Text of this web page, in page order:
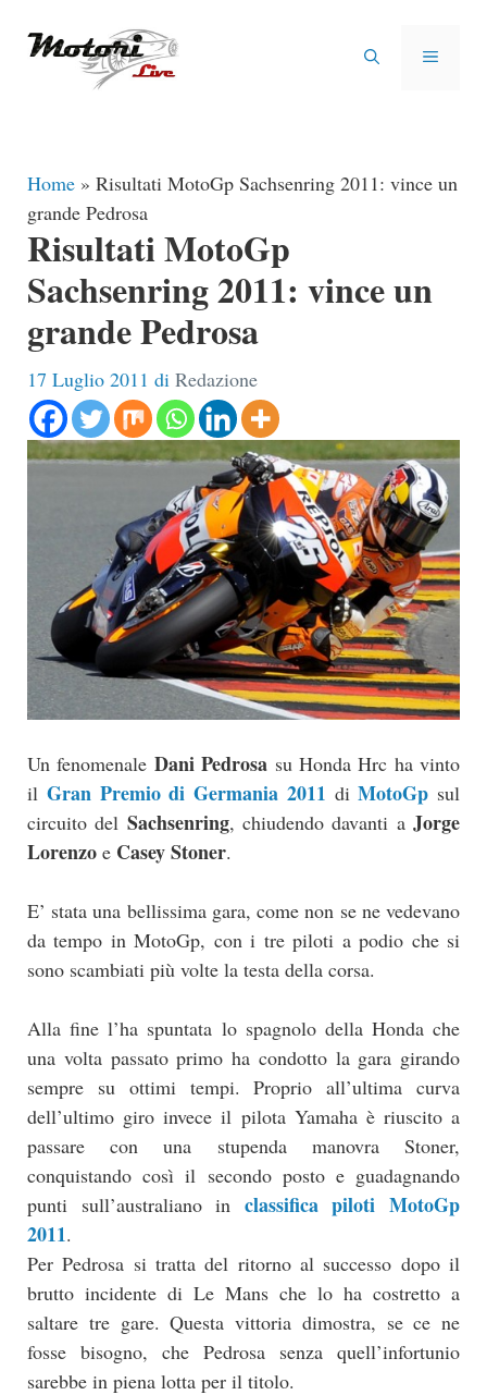
MENU
Home » Risultati MotoGp Sachsenring 2011: vince un
grande Pedrosa
Risultati MotoGp
Sachsenring 2011: vince un
grande Pedrosa
17 Luglio 2011 di Redazione
Un fenomenale Dani Pedrosa su Honda Hrc ha vinto
il Gran Premio di Germania 2011 diMotoGp sul
circuito del Sachsenring, chiudendo davanti aJorge
Lorenzo e Casey Stoner.
E’ stata una bellissima gara, come non se ne vedevano
da tempo in MotoGp, con i tre piloti a podio che si
sono scambiati più volte la testa della corsa.
Alla fine l’ha spuntata lo spagnolo della Honda che
una volta passato primo ha condotto la gara girando
sempre su ottimi tempi. Proprio all’ultima curva
dell’ultimo giro invece il pilota Yamaha è riuscito a
passare con una stupenda manovra Stoner,
conquistando così il secondo posto e guadagnando
punti sull’australiano in classifica piloti MotoGp
2011.
Per Pedrosa si tratta del ritorno al successo dopo il
brutto incidente di Le Mans che lo ha costretto a
saltare tre gare. Questa vittoria dimostra, se ce ne
fosse bisogno, che Pedrosa senza quell’infortunio
sarebbe in piena lotta per il titolo.